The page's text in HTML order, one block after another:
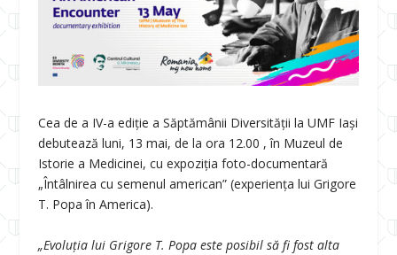
Cea de a IV-a ediție a Săptămânii Diversității la UMF Iași
debutează luni, 13 mai, de la ora 12.00 , în Muzeul de
Istorie a Medicinei, cu expoziția foto-documentară
„Întâlnirea cu semenul american” (experiența lui Grigore
T. Popa în America).
„Evoluția lui Grigore T. Popa este posibil să fi fost alta